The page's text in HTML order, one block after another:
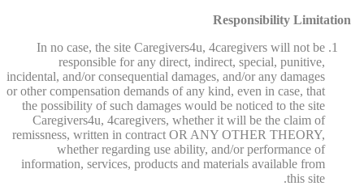
Responsibility Limitation
In no case, the site Caregivers4u, 4caregivers will not be
responsible for any direct, indirect, special, punitive,
incidental, and/or consequential damages, and/or any damages
or other compensation demands of any kind, even in case, that
the possibility of such damages would be noticed to the site
Caregivers4u, 4caregivers, whether it will be the claim of
remissness, written in contract OR ANY OTHER THEORY,
whether regarding use ability, and/or performance of
information, services, products and materials available from
this site.